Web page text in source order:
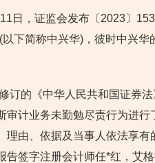
日，证监会发布〔2023〕
下简称中兴华)，彼时中兴
订的《中华人民共和国证券
审计业务未勤勉尽责行为进
理由、依据及当事人依法享
告签字注册会计师任*红，艾